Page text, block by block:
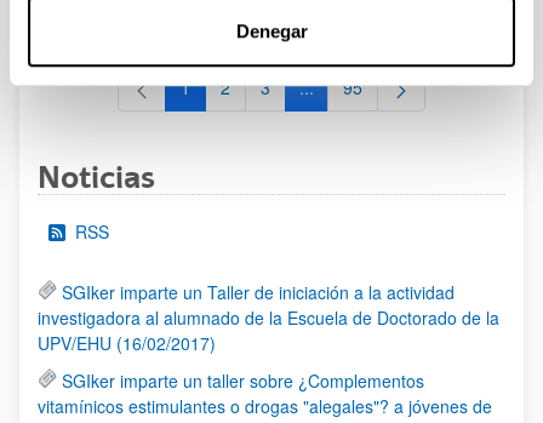
Denegar
Página
1 Página
2 Página
3 ...Páginas intermedias Use TAB
Página
95
Noticias
RSS
SGIker imparte un Taller de iniciación a la actividad
investigadora al alumnado de la Escuela de Doctorado de la
UPV/EHU (16/02/2017)
SGIker imparte un taller sobre ¿Complementos
vitamínicos estimulantes o drogas "alegales"? a jóvenes de